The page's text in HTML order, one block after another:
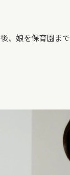
娘を保育園ま